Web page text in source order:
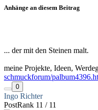
Anhänge an diesem Beitrag
... der mit den Steinen malt.
meine Projekte, Ideen,
schmuckforum/
0
Ingo Richter
PostRank 11 / 11